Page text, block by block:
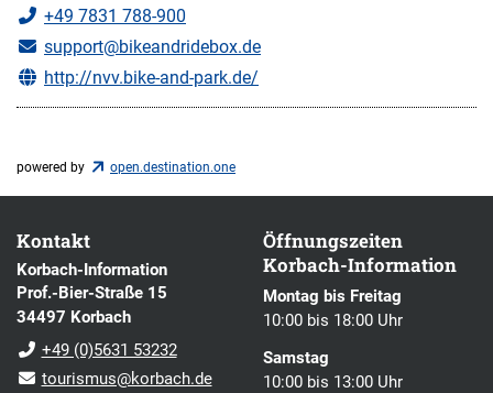
+49 7831 788-900
support@bikeandridebox.de
http://nvv.bike-and-park.de/
powered by open.destination.one
Kontakt
Korbach-Information
Prof.-Bier-Straße 15
34497 Korbach
+49 (0)5631 53232
tourismus@korbach.de
Öffnungszeiten
Korbach-Information
Montag bis Freitag
10:00 bis 18:00 Uhr
Samstag
10:00 bis 13:00 Uhr